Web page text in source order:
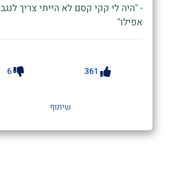
- "היה לי קקי קסם לא הייתי צריך לנגב
אפילו"
361
6
שיתוף